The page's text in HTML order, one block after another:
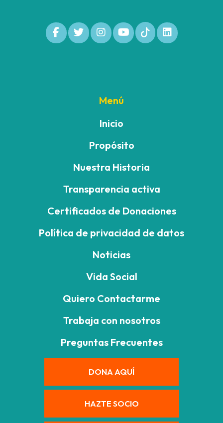
Menú
Inicio
Propósito
Nuestra Historia
Transparencia activa
Certificados de Donaciones
Política de privacidad de datos
Noticias
Vida Social
Quiero Contactarme
Trabaja con nosotros
Preguntas Frecuentes
DONA AQUÍ
HAZTE SOCIO